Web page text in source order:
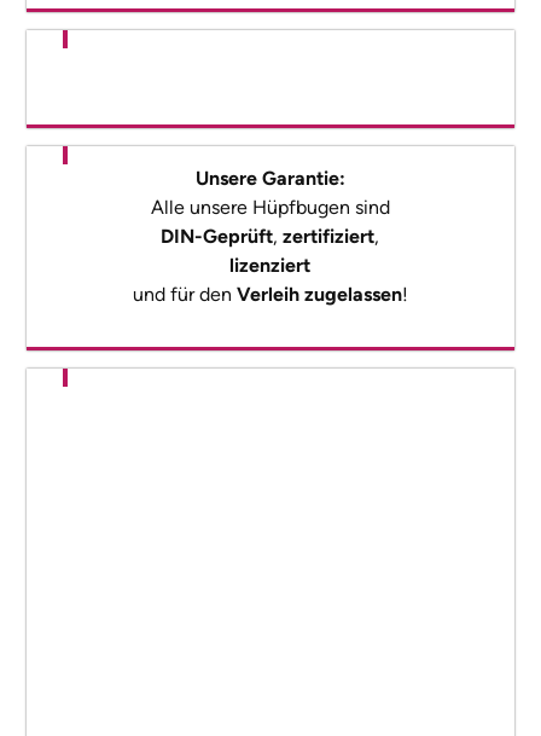
Unsere Garantie:
Alle unsere Hüpfbugen sind
DIN-Geprüft,zertifiziert,
lizenziert
und für den Verleih zugelassen!